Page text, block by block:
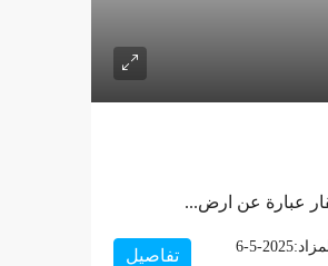
عبارة عن ارض...
6-5-2025 تفاصيل